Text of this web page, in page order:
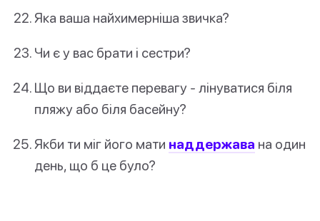
Яка ваша найхимерніша звичка?
Чи є у вас брати і сестри?
Що ви віддаєте перевагу - лінуватися біля
пляжу або біля басейну?
Якби ти міг його мати наддержава на один
день, що б це було?